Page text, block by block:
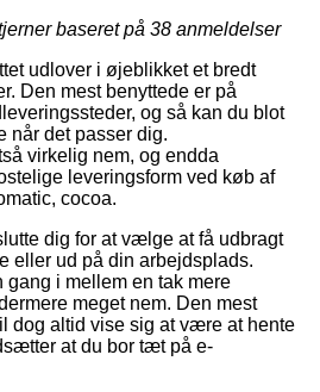
baseret på 38 anmeldelser
udlover i øjeblikket et bredt
Den mest benyttede er på
og så kan du blot
når det passer dig.
virkelig nem, og endda
leveringsform ved køb af
cocoa.
dig for at vælge at få udbragt
eller ud på din arbejdsplads.
gang i mellem en tak mere
meget nem. Den mest
dog altid vise sig at være at hente
at du bor tæt på e-